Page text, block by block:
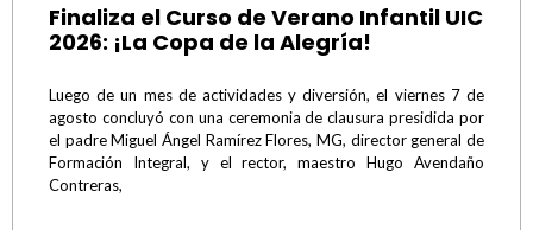
Finaliza el Curso de Verano Infantil UIC
2026: ¡La Copa de la Alegría!
Luego de un mes de actividades y diversión, el viernes 7 de
agosto concluyó con una ceremonia de clausura presidida por
el padre Miguel Ángel Ramírez Flores, MG, director general de
Formación Integral, y el rector, maestro Hugo Avendaño
Contreras,